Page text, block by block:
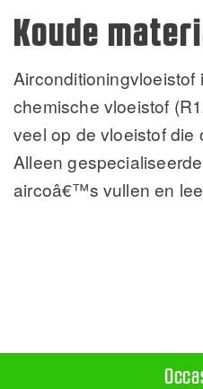
Koude
Airconditioningvloeistof
chemische vloeistof
veel op de vloeistof die
Alleen
aircoâ€™s vullen en